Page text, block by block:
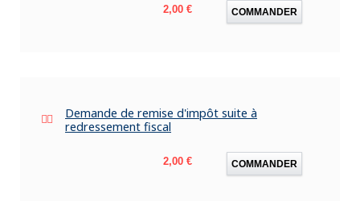
Prix
2,00 € COMMANDER
Demande de remise d'impôt suite à
redressement fiscal
Prix
2,00 € COMMANDER